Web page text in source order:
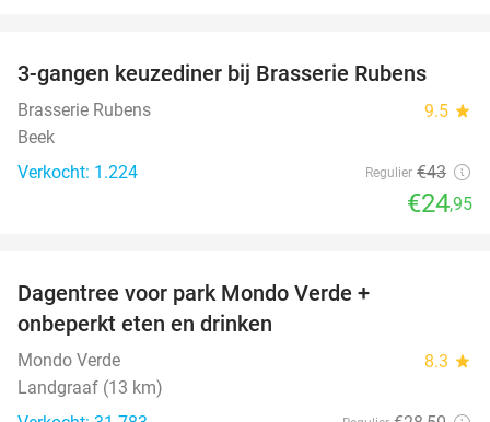
42%
3-gangen keuzediner bij Brasserie Rubens
Brasserie Rubens 9.5 star
Beek
Verkocht: 1.224
Regulier €43
€24,95
Dagentree voor park Mondo Verde +
onbeperkt eten en drinken
Mondo Verde 8.3 star
Landgraaf (13 km)